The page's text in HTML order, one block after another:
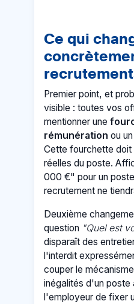
Ce qui
Premier point, et
visible : toutes vos
mentionner une
rémunération ou
Cette fourchette
réelles du poste.
000 €" pour un
recrutement ne
Deuxième
question "Quel est
disparaît des
l'interdit
couper le
inégalités d'un
l'employeur de fixer